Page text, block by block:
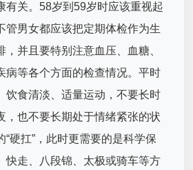
有关。58岁到59岁时应该重视起
管男女都应该把定期体检作为生
，并且要特别注意血压、血糖、
病等各个方面的检查情况。平时
饮食清淡、适量运动，不要长时
，也不要长期处于情绪紧张的状
“硬扛”，此时更需要的是科学保
快走、八段锦、太极或骑车等方